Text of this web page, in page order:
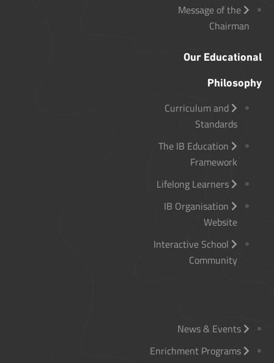
Message of the
Chairman
Our Educational
Philosophy
Curriculum and
Standards
The IB Education
Framework
Lifelong Learners
IB Organisation
Website
Interactive School
Community
News & Events
Enrichment Programs